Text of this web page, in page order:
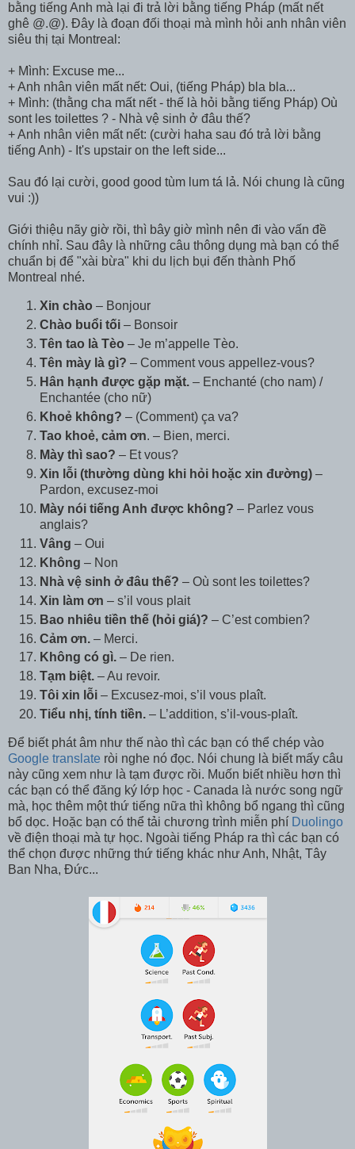
bằng tiếng Anh mà lại đi trả lời bằng tiếng Pháp (mất nết
ghê @.@). Đây là đoạn đối thoại mà mình hỏi anh nhân viên
siêu thị tại Montreal:
+ Mình: Excuse me...
+ Anh nhân viên mất nết: Oui, (tiếng Pháp) bla bla...
+ Mình: (thằng cha mất nết - thế là hỏi bằng tiếng Pháp) Où
sont les toilettes ? - Nhà vệ sinh ở đâu thế?
+ Anh nhân viên mất nết: (cười haha sau đó trả lời bằng
tiếng Anh) - It's upstair on the left side...
Sau đó lại cười, good good tùm lum tá lả. Nói chung là cũng
vui :))
Giới thiệu nãy giờ rồi, thì bây giờ mình nên đi vào vấn đề
chính nhỉ. Sau đây là những câu thông dụng mà bạn có thể
chuẩn bị để "xài bừa" khi du lịch bụi đến thành Phố
Montreal nhé.
Xin chào – Bonjour
Chào buổi tối – Bonsoir
Tên tao là Tèo – Je m’appelle Tèo.
Tên mày là gì? – Comment vous appellez-vous?
Hân hạnh được gặp mặt. – Enchanté (cho nam) /
Enchantée (cho nữ)
Khoẻ không? – (Comment) ça va?
Tao khoẻ, cảm ơn. – Bien, merci.
Mày thì sao? – Et vous?
Xin lỗi (thường dùng khi hỏi hoặc xin đường) –
Pardon, excusez-moi
Mày nói tiếng Anh được không? – Parlez vous
anglais?
Vâng – Oui
Không – Non
Nhà vệ sinh ở đâu thế? – Où sont les toilettes?
Xin làm ơn – s’il vous plait
Bao nhiêu tiền thế (hỏi giá)? – C’est combien?
Cảm ơn. – Merci.
Không có gì. – De rien.
Tạm biệt. – Au revoir.
Tôi xin lỗi – Excusez-moi, s’il vous plaît.
Tiểu nhị, tính tiền. – L’addition, s’il-vous-plaît.
Để biết phát âm như thế nào thì các bạn có thể chép vào
Google translate ròi nghe nó đọc. Nói chung là biết mấy câu
này cũng xem như là tạm được rồi. Muốn biết nhiều hơn thì
các bạn có thể đăng ký lớp học - Canada là nước song ngữ
mà, học thêm một thứ tiếng nữa thì không bổ ngang thì cũng
bổ dọc. Hoặc bạn có thể tải chương trình miễn phí Duolingo
về điện thoại mà tự học. Ngoài tiếng Pháp ra thì các bạn có
thể chọn được những thứ tiếng khác như Anh, Nhật, Tây
Ban Nha, Đức...